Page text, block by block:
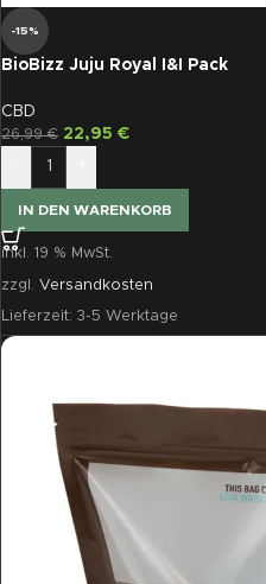
-15%
BioBizz Juju Royal I&I Pack
CBD
26,99€ 22,95 €
IN DEN WARENKORB
inkl. 19 % MwSt.
zzgl. Versandkosten
Lieferzeit: 3-5 Werktage